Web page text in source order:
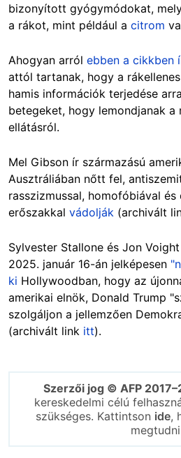
bizonyított gyógymódokat,
a rákot, mint például a citrom
Ahogyan arról ebben a cikkben
attól tartanak, hogy a
hamis információk terjedése
betegeket, hogy lemondjanak a
ellátásról.
Mel Gibson ír származású
Ausztráliában nőtt fel,
rasszizmussal, homofóbiával és
erőszakkal vádolják (archivált
Sylvester Stallone és Jon
2025. január 16-án jelképesen
ki Hollywoodban, hogy az
amerikai elnök, Donald Trump
szolgáljon a jellemzően
(archivált link itt).
Szerzői jog © AFP
kereskedelmi célú
szükséges. Kattintson ide,